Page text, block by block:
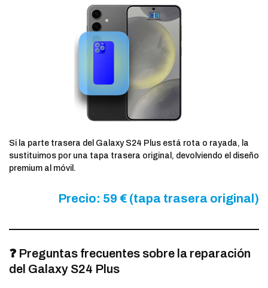
Si la parte trasera del Galaxy S24 Plus está rota o rayada, la
sustituimos por una tapa trasera original, devolviendo el diseño
premium al móvil.
Precio: 59 € (tapa trasera original)
❓ Preguntas frecuentes sobre la reparación
del Galaxy S24 Plus